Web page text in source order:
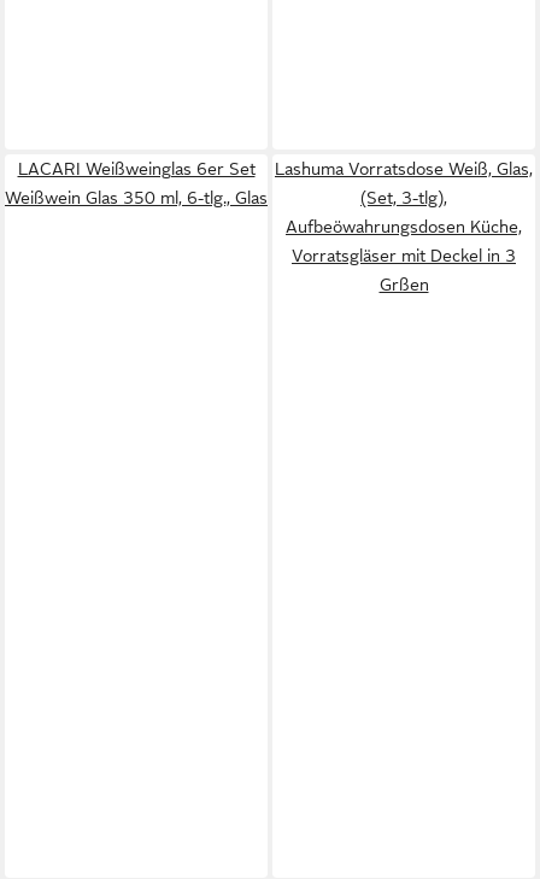
LACARI Weißweinglas 6er Set
Weißwein Glas 350 ml, 6-tlg., Glas
Lashuma Vorratsdose Weiß, Glas,
(Set, 3-tlg),
Aufbeöwahrungsdosen Küche,
Vorratsgläser mit Deckel in 3
Grßen